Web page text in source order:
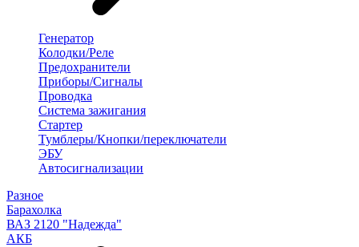
Генератор
Колодки/Реле
Предохранители
Приборы/Сигналы
Проводка
Система зажигания
Стартер
Тумблеры/Кнопки/переключатели
ЭБУ
Автосигнализации
Разное
Барахолка
ВАЗ 2120 "Надежда"
АКБ